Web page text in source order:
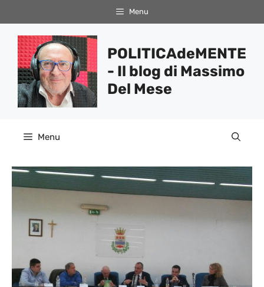
al
contenuto
Menu
POLITICAdeMENTE
- Il blog di Massimo
Del Mese
Menu